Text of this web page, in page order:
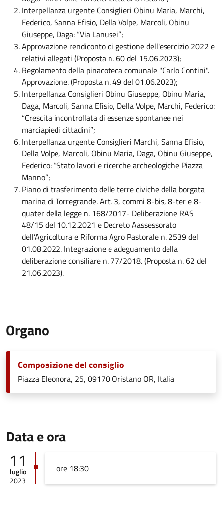
Interpellanza urgente Consiglieri Obinu Maria, Marchi,
Federico, Sanna Efisio, Della Volpe, Marcoli, Obinu
Giuseppe, Daga: “Via Lanusei”;
Approvazione rendiconto di gestione dell'esercizio 2022 e
relativi allegati (Proposta n. 60 del 15.06.2023);
Regolamento della pinacoteca comunale "Carlo Contini".
Approvazione. (Proposta n. 49 del 01.06.2023);
Interpellanza Consiglieri Obinu Giuseppe, Obinu Maria,
Daga, Marcoli, Sanna Efisio, Della Volpe, Marchi, Federico:
“Crescita incontrollata di essenze spontanee nei
marciapiedi cittadini”;
Interpellanza urgente Consiglieri Marchi, Sanna Efisio,
Della Volpe, Marcoli, Obinu Maria, Daga, Obinu Giuseppe,
Federico: “Stato lavori e ricerche archeologiche Piazza
Manno”;
Piano di trasferimento delle terre civiche della borgata
marina di Torregrande. Art. 3, commi 8-bis, 8-ter e 8-
quater della legge n. 168/2017- Deliberazione RAS
48/15 del 10.12.2021 e Decreto Aassessorato
dell’Agricoltura e Riforma Agro Pastorale n. 2539 del
01.08.2022. Integrazione e adeguamento della
deliberazione consiliare n. 77/2018. (Proposta n. 62 del
21.06.2023).
Organo
Composizione del consiglio
Piazza Eleonora, 25, 09170 Oristano OR, Italia
Data e ora
11
luglio
2023
ore 18:30